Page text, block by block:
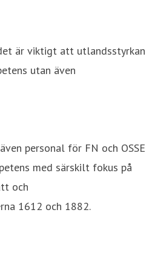
är viktigt att utlandsstyrkan
utan även
personal för FN och OSSE
med särskilt fokus på
och
1612 och 1882.